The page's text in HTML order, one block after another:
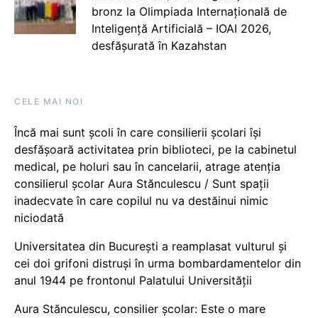
bronz la Olimpiada Internațională de
Inteligență Artificială – IOAI 2026,
desfășurată în Kazahstan
CELE MAI NOI
Încă mai sunt școli în care consilierii școlari își
desfășoară activitatea prin biblioteci, pe la cabinetul
medical, pe holuri sau în cancelarii, atrage atenția
consilierul școlar Aura Stănculescu / Sunt spații
inadecvate în care copilul nu va destăinui nimic
niciodată
Universitatea din București a reamplasat vulturul și
cei doi grifoni distruși în urma bombardamentelor din
anul 1944 pe frontonul Palatului Universității
Aura Stănculescu, consilier școlar: Este o mare